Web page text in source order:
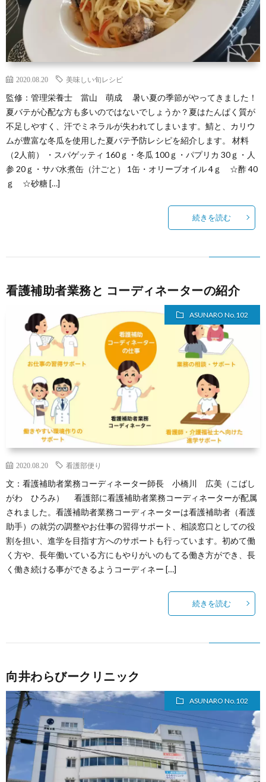
2020.08.20 美味しい旬レシピ
監修：管理栄養士 當山 萌成 暑い夏の季節がやってきました！
夏バテが心配な方も多いのではないでしょうか？夏はたんぱく質が
不足しやすく、汗でミネラルが失われてしまいます。鯖と、カリウ
ムが豊富な冬瓜を使用した夏バテ予防レシピを紹介します。 材料
（2人前） ・スパゲッティ 160ｇ・冬瓜 100ｇ・パプリカ 30ｇ・人
参 20ｇ・サバ水煮缶（汁ごと） 1缶・オリーブオイル 4ｇ ☆酢 40
ｇ ☆砂糖 […]
続きを読む
看護補助者業務と コーディネーターの紹介
ASUNARO No.102
2020.08.20 看護部便り
文：看護補助者業務コーディネーター師長 小橋川 広美（こばし
がわ ひろみ） 看護部に看護補助者業務コーディネーターが配属
されました。看護補助者業務コーディネーターは看護補助者（看護
助手）の就労の調整やお仕事の習得サポート、相談窓口としての役
割を担い、進学を目指す方へのサポートも行っています。初めて働
く方や、長年働いている方にもやりがいのもてる働き方ができ、長
く働き続ける事ができるようコーディネー […]
続きを読む
向井わらびークリニック
ASUNARO No.102